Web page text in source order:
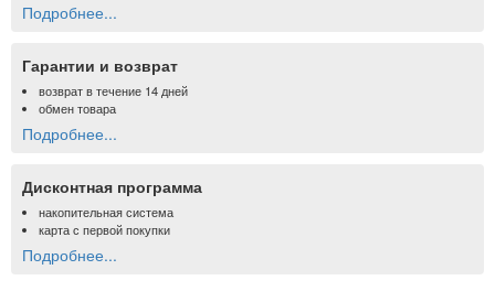
Подробнее...
Гарантии и возврат
возврат в течение 14 дней
обмен товара
Подробнее...
Дисконтная программа
накопительная система
карта с первой покупки
Подробнее...